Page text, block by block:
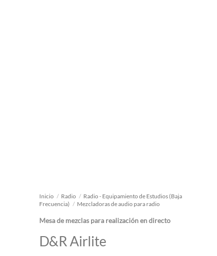
Inicio / Radio / Radio - Equipamiento de Estudios (Baja
Frecuencia) / Mezcladoras de audio para radio
Mesa de mezclas para realización en directo
D&R Airlite